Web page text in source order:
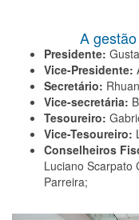
A
Presidente:
Vice-Presidente:
Secretário:
Vice-secretária:
Tesoureiro:
Vice-Tesoureiro:
Conselheiros
Luciano Scarpato
Parreira;